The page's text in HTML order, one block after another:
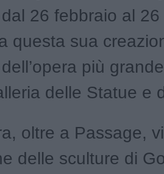
26 febbraio al
questa sua
più
delle Statue e
oltre a Passage,
delle sculture di